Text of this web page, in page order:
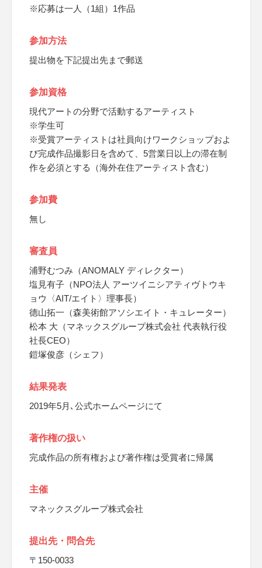
※応募は一人（1組）1作品
参加方法
提出物を下記提出先まで郵送
参加資格
現代アートの分野で活動するアーティスト
※学生可
※受賞アーティストは社員向けワークショップおよ
び完成作品撮影日を含めて、5営業日以上の滞在制
作を必須とする（海外在住アーティスト含む）
参加費
無し
審査員
浦野むつみ（ANOMALY ディレクター）
塩見有子（NPO法人 アーツイニシアティヴトウキ
ョウ〈AIT/エイト〉理事長）
德山拓一（森美術館アソシエイト・キュレーター）
松本 大（マネックスグループ株式会社 代表執行役
社長CEO）
鎧塚俊彦（シェフ）
結果発表
2019年5月､公式ホームページにて
著作権の扱い
完成作品の所有権および著作権は受賞者に帰属
主催
マネックスグループ株式会社
提出先・問合先
〒150-0033